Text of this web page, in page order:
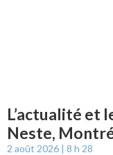
L’actualité et
Neste,
2 août 2026 8 h 28